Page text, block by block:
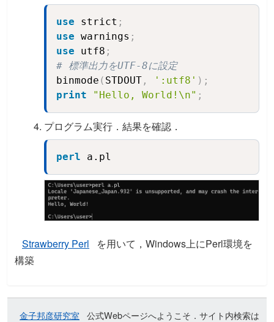
use strict ;
use warnings ;
use utf8 ;
# 標準出力をUTF-8に設定
binmode ( STDOUT , ':utf8' ) ;
print
"Hello, World!\n" ;
プログラム実行．結果を確認．
perl a.pl
Strawberry Perl
を用いて，Windows上にPerl環境を
構築
金子邦彦研究室
公式Webページへようこそ．サイト内検索は